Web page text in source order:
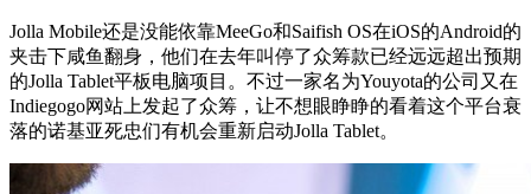
Jolla Mobile还是没能依靠MeeGo和Saifish OS在iOS的Android的
夹击下咸鱼翻身，他们在去年叫停了众筹款已经远远超出预期
的Jolla Tablet平板电脑项目。不过一家名为Youyota的公司又在
Indiegogo网站上发起了众筹，让不想眼睁睁的看着这个平台衰
落的诺基亚死忠们有机会重新启动Jolla Tablet。